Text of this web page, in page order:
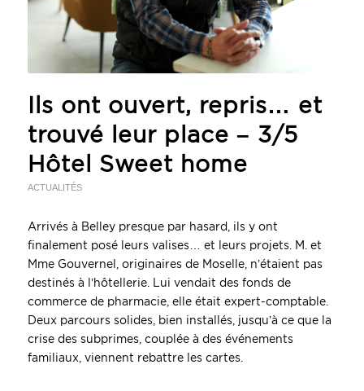
Ils ont ouvert, repris… et
trouvé leur place – 3/5
Hôtel Sweet home
ACTUALITÉS
Arrivés à Belley presque par hasard, ils y ont
finalement posé leurs valises… et leurs projets. M. et
Mme Gouvernel, originaires de Moselle, n’étaient pas
destinés à l’hôtellerie. Lui vendait des fonds de
commerce de pharmacie, elle était expert-comptable.
Deux parcours solides, bien installés, jusqu’à ce que la
crise des subprimes, couplée à des événements
familiaux, viennent rebattre les cartes.